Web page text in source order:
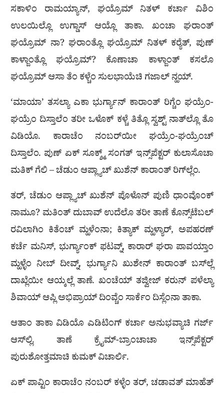
ಸಕಾಳಿಂ ರಾಮಯ್ಯಾನ್, ಘಯ್ರೊಮ್ ನಿತಳ್ ಕರ್ಚಾ ವಿಶಿಂ
ಉಲಯಿಲ್ಲೊ ಉಗ್ಡಾಸ್ ಆಯ್ಲೊ ತಾಕಾ. ಖಂಚಾ ಘರಾಂತ್‌
ಘಯ್ರೊಮ್‌ ನಾ? ಘರಾಂತ್ಲೊ ಘಯ್ರೊಮ್ ನಿತಳ್ ಕರ‍್ಯೆತ್, ಪುಣ್
ಕಾಳ್ಜಾಂತ್ಲೊ ಘಯ್ರೊಮ್? ಕೊಣಾಚಾ ಕಾಳ್ಜಾಂತ್ ಕಸಲೊ
ಘಯ್ರೊಮ್ ಆಸಾ ತೆಂ ಕಳ್ಚೆಂ ಸುಲಭಾಯೆಚಿ ಗಜಾಲ್‌ ನ್ಹಯ್.
‘ಮಾಯಾ’ ತಸಲ್ಯಾ ಎಕಾ ಭುರ್ಗ್ಯಾನ್ ಕಾರಾಂತ್ ರಿಗ್ಚೆಂ ಘಯ್ರೆಂ-
ಘಯ್ರೆಂ ದಿಸ್ತಾಲೆಂ ತರೀ ಒಳೊಕ್ ಕಳ್ಚೆ ತಿತ್ಲೊ ಸ್ವಶ್ಟ್‌ ನಾತ್‌ಲ್ಲೊ ತೊ
ವಿಡಿಯೊ. ಕಾರಾಚೆಂ ನಂಬರ್‌ಯೀ ಘಯ್ರೆಂ-ಘಯ್ರೆಂಚ್
ದಿಸ್ತಾಲೆಂ. ಪುಣ್ ಏಕ್ ಸೂಕ್ಶ್ಮ್ ಸಂಗತ್ ಇನ್ಸ್‌ಪೆಕ್ಟರ್‌ ಕುಲಾಸೊಚಾ
ಮತಿಕ್ ಗೆಲಿ – ಚೆಡುಂ ಆಪ್ಲ್ಯಾಚ್ ಖುಶೆನ್ ಕಾರಾಂತ್ ರಿಗ್‌ಲ್ಲೆಂ.
ತರ್, ಚೆಡುಂ ಆಪ್ಲ್ಯಾಚ್ ಖುಶೆನ್ ಪೊಳೊನ್ ಪುಣಿ ಧಾಂವೊಂಕ್
ನಾಮೂ? ಮತಿಂತ್ ದುಬಾವ್ ಉದೆಲೊ ತರೀ ತಾಣೆ ಕೊನ್ಸ್‌ಟೆಬಲ್
ರವಿಲಾಗಿಂ ಕಿತೆಂಚ್ ಮ್ಹಳೆಂನಾ; ಕಿತ್ಯಾಕ್ ಮ್ಹಳ್ಯಾರ್, ಅಪಹರಣ್
ಕರ್ಚೆ ಮನಿಸ್, ಭುರ್ಗ್ಯಾಂಕ್ ಫಟವ್ನ್, ಕಾರಾರ್ ಘರಾ ಪಾವಯ್ತಾಂ
ಮ್ಹಳ್ಳೆಂ ನೀಬ್ ದೀವ್ನ್, ಭುರ್ಗ್ಯಾನಿ ಖುಶೇನ್ ಕಾರಾಂತ್ ಬಸ್‌ಲ್ಲೆ
ದಾಖ್ಲೆಯೀ ಆಯ್ಕಲ್ಲೆ ತಾಣೆ. ಖಂಚೆಯ್ ತಜ್ವೀಜ್ ಕರುನ್ ಪಳೆಲ್ಯಾ
ಶಿವಾಯ್ ಆಪ್ಲಿ ಅಭಿಪ್ರಾಯ್ ದಿಂವ್ಚೆಂ ಸಾರ್ಕೆಂ ದಿಸ್ಲೆಂನಾ ತಾಕಾ.
ಆತಾಂ ತಾಕಾ ವಿಡಿಯೊ ಎಡಿಟಿಂಗ್ ಕರ್ಚಾ ಅನುಭವ್ಯಾಚಿ ಗರ್ಜ್
ಆಸ್‌ಲ್ಲಿ. ತಾಣೆ ಕ್ರೈಮ್-ಬ್ರಾಂಚಾಚಾ ಇನ್ಸ್‌ಪೆಕ್ಟರ್
ಪುರುಶೋತ್ತಮಾಚಿ ಕುಮಕ್ ವಿಚಾರ್ಲಿ.
ಏಕ್ ಪಾವ್ಟಿಂ ಕಾರಾಚೆಂ ನಂಬರ್ ಕಳ್ಳೆಂ ತರ್, ಚಡಾವತ್ ಮಾಹೆತ್